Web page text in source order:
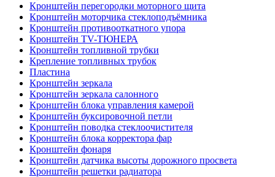
Кронштейн перегородки моторного щита
Кронштейн моторчика стеклоподъёмника
Кронштейн противооткатного упора
Кронштейн TV-ТЮНЕРА
Кронштейн топливной трубки
Крепление топливных трубок
Пластина
Кронштейн зеркала
Кронштейн зеркала салонного
Кронштейн блока управления камерой
Кронштейн буксировочной петли
Кронштейн поводка стеклоочистителя
Кронштейн блока корректора фар
Кронштейн фонаря
Кронштейн датчика высоты дорожного просвета
Кронштейн решетки радиатора